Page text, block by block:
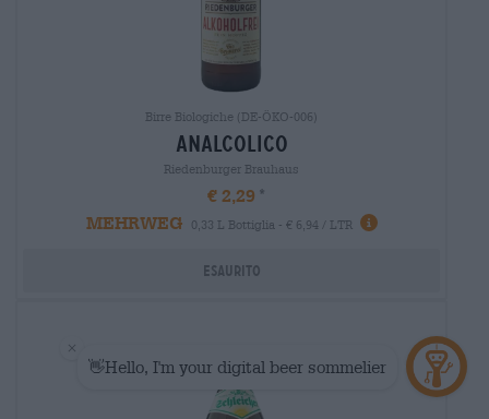
Birre Biologiche (DE-ÖKO-006)
analcolico
Riedenburger Brauhaus
€ 2,29
MEHRWEG
0,33 L Bottiglia - € 6,94 / LTR
Esaurito